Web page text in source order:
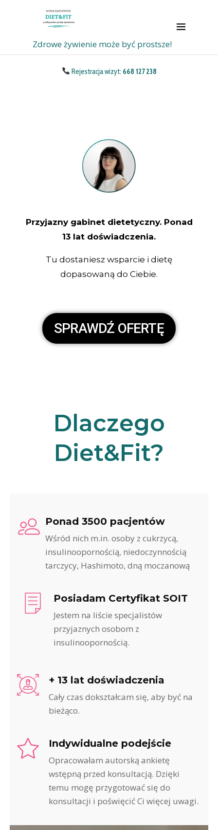
Zdrowe żywienie może być prostsze!
Rejestracja wizyt: 668 127 238
Przyjazny gabinet dietetyczny. Ponad
13 lat doświadczenia.
Tu dostaniesz wsparcie i dietę
dopasowaną do Ciebie.
SPRAWDŹ OFERTĘ
Dlaczego
Diet&Fit?
Ponad 3500 pacjentów
Wśród nich m.in. osoby z cukrzycą,
insulinoopornością, niedoczynnością
tarczycy, Hashimoto, dną moczanową
Posiadam Certyfikat SOIT
Jestem na liście specjalistów
przyjaznych osobom z
insulinoopornością.
+ 13 lat doświadczenia
Cały czas dokształcam się, aby być na
bieżąco.
Indywidualne podejście
Opracowałam autorską ankietę
wstępną przed konsultacją. Dzięki
temu mogę przygotować się do
konsultacji i poświęcić Ci więcej uwagi.